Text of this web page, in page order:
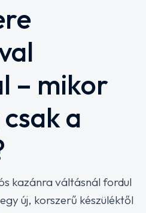
– mikor
a
kazánra váltásnál fordul
új, korszerű készüléktől